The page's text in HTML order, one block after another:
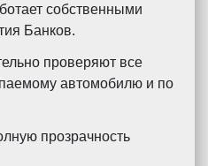
собственными
Банков.
проверяют все
автомобилю и по
прозрачность